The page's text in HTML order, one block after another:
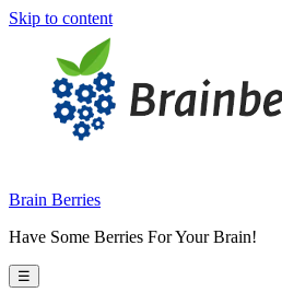
Skip to content
Brain Berries
Have Some Berries For Your Brain!
☰